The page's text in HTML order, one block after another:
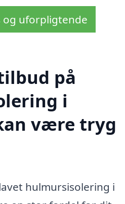
og uforpligtende
på
i
være tryg
hulmursisolering i